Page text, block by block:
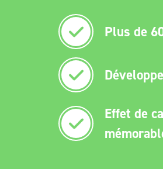
Plus de
Effet de